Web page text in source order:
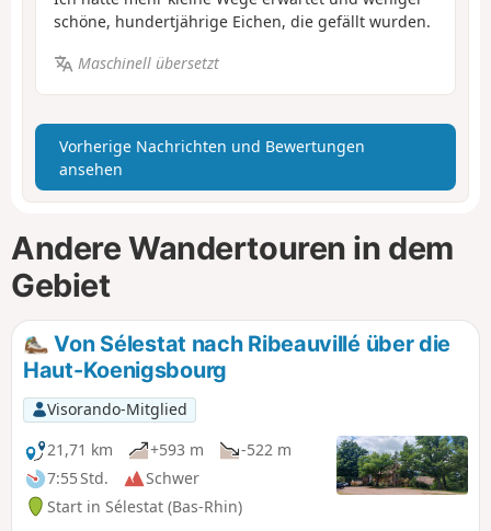
schöne, hundertjährige Eichen, die gefällt wurden.
Maschinell übersetzt
Vorherige Nachrichten und Bewertungen
ansehen
Andere Wandertouren in dem
Gebiet
Von Sélestat nach Ribeauvillé über die
Haut-Koenigsbourg
Visorando-Mitglied
21,71 km
+593 m
-522 m
7:55 Std.
Schwer
Start in Sélestat (Bas-Rhin)